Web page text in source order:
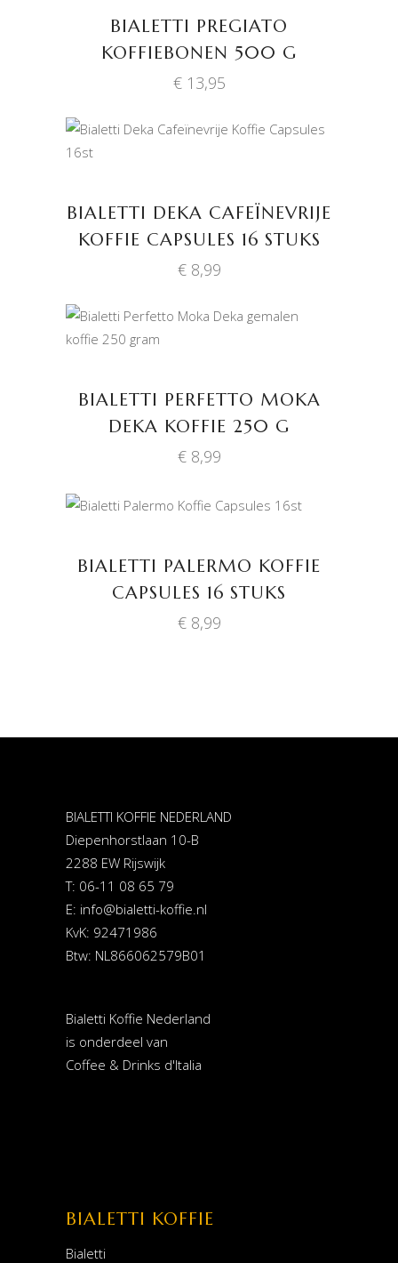
BIALETTI PREGIATO
KOFFIEBONEN 500 G
€13,95
BIALETTI DEKA CAFEÏNEVRIJE
KOFFIE CAPSULES 16 STUKS
€8,99
WINKELWAGEN
BIALETTI PERFETTO MOKA
DEKA KOFFIE 250 G
€8,99
BIALETTI PALERMO KOFFIE
CAPSULES 16 STUKS
€8,99
BIALETTI KOFFIE NEDERLAND
Diepenhorstlaan 10-B
2288 EW Rijswijk
T: 06-11 08 65 79
E: info@bialetti-koffie.nl
KvK: 92471986
Btw: NL866062579B01
Bialetti Koffie Nederland
is onderdeel van
Coffee & Drinks d'Italia
BIALETTI KOFFIE
Bialetti